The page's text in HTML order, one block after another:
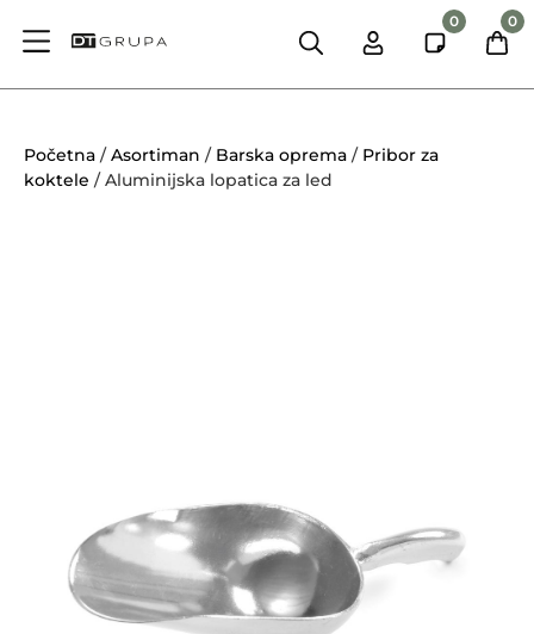
0 0
Početna /Asortiman / Barska oprema / Pribor za
koktele / Aluminijska lopatica za led